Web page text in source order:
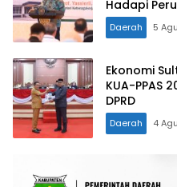
Hadapi
Daerah 5
Ekonomi
KUA-PPAS
DPRD
Daerah 4